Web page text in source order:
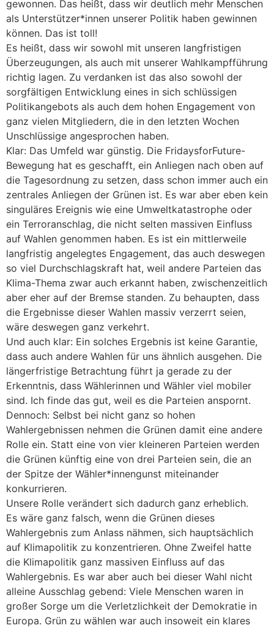
gewonnen. Das heißt, dass wir deutlich mehr Menschen
als Unterstützer*innen unserer Politik haben gewinnen
können. Das ist toll!
Es heißt, dass wir sowohl mit unseren langfristigen
Überzeugungen, als auch mit unserer Wahlkampfführung
richtig lagen. Zu verdanken ist das also sowohl der
sorgfältigen Entwicklung eines in sich schlüssigen
Politikangebots als auch dem hohen Engagement von
ganz vielen Mitgliedern, die in den letzten Wochen
Unschlüssige angesprochen haben.
Klar: Das Umfeld war günstig. Die FridaysforFuture-
Bewegung hat es geschafft, ein Anliegen nach oben auf
die Tagesordnung zu setzen, dass schon immer auch ein
zentrales Anliegen der Grünen ist. Es war aber eben kein
singuläres Ereignis wie eine Umweltkatastrophe oder
ein Terroranschlag, die nicht selten massiven Einfluss
auf Wahlen genommen haben. Es ist ein mittlerweile
langfristig angelegtes Engagement, das auch deswegen
so viel Durchschlagskraft hat, weil andere Parteien das
Klima-Thema zwar auch erkannt haben, zwischenzeitlich
aber eher auf der Bremse standen. Zu behaupten, dass
die Ergebnisse dieser Wahlen massiv verzerrt seien,
wäre deswegen ganz verkehrt.
Und auch klar: Ein solches Ergebnis ist keine Garantie,
dass auch andere Wahlen für uns ähnlich ausgehen. Die
längerfristige Betrachtung führt ja gerade zu der
Erkenntnis, dass Wählerinnen und Wähler viel mobiler
sind. Ich finde das gut, weil es die Parteien anspornt.
Dennoch: Selbst bei nicht ganz so hohen
Wahlergebnissen nehmen die Grünen damit eine andere
Rolle ein. Statt eine von vier kleineren Parteien werden
die Grünen künftig eine von drei Parteien sein, die an
der Spitze der Wähler*innengunst miteinander
konkurrieren.
Unsere Rolle verändert sich dadurch ganz erheblich.
Es wäre ganz falsch, wenn die Grünen dieses
Wahlergebnis zum Anlass nähmen, sich hauptsächlich
auf Klimapolitik zu konzentrieren. Ohne Zweifel hatte
die Klimapolitik ganz massiven Einfluss auf das
Wahlergebnis. Es war aber auch bei dieser Wahl nicht
alleine Ausschlag gebend: Viele Menschen waren in
großer Sorge um die Verletzlichkeit der Demokratie in
Europa. Grün zu wählen war auch insoweit ein klares